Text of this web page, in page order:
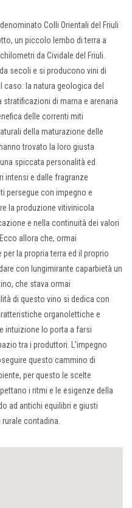
Colli Orientali del Friuli
un piccolo lembo di terra a
da Cividale del Friuli.
secoli e si producono vini di
la natura geologica del
di marna e arenaria
delle correnti miti
della maturazione delle
trovato la loro giusta
spiccata personalità ed
intensi e dalle fragranze
persegue con impegno e
la produzione vitivinicola
e nella continuità dei valori
allora che, ormai
la propria terra ed il proprio
con lungimirante caparbietà un
che stava ormai
di questo vino si dedica con
organolettiche e
intuizione lo porta a farsi
tra i produttori. L'impegno
questo cammino di
per questo le scelte
i ritmi e le esigenze della
ad antichi equilibri e giusti
contadina.